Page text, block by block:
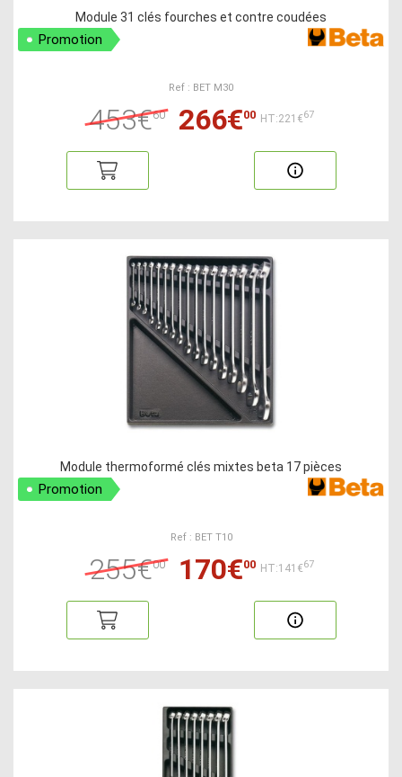
Module 31 clés fourches et contre coudées
Promotion
Ref : BET M30
453€60 266€00 HT:221€67
Module thermoformé clés mixtes beta 17 pièces
Promotion
Ref : BET T10
255€00 170€00 HT:141€67